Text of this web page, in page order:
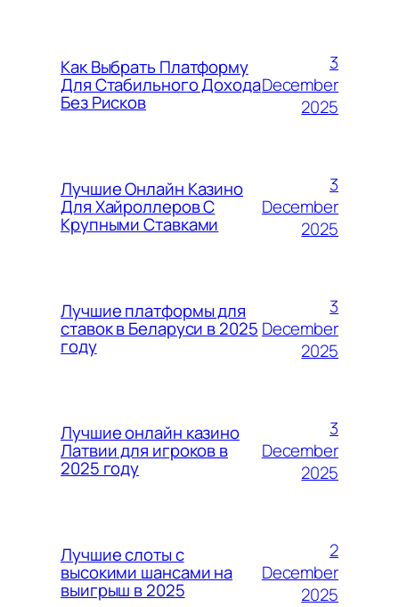
Как Выбрать Платформу
Для Стабильного Дохода
Без Рисков
3
December
2025
Лучшие Онлайн Казино
Для Хайроллеров С
Крупными Ставками
3
December
2025
Лучшие платформы для
ставок в Беларуси в 2025
году
3
December
2025
Лучшие онлайн казино
Латвии для игроков в
2025 году
3
December
2025
Лучшие слоты с
высокими шансами на
выигрыш в 2025
2
December
2025